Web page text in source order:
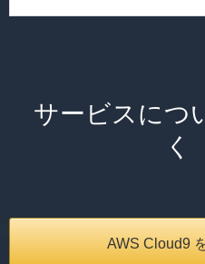
サービスにつ
AWS Cloud9